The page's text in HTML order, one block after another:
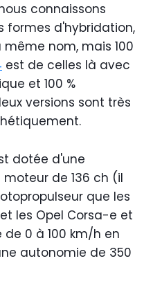
connaissons
formes d'hybridation,
nom, mais 100
est de celles là avec
et 100 %
versions sont très
dotée d'une
de 136 ch (il
que les
les Opel Corsa-e et
de 0 à 100 km/h en
autonomie de 350